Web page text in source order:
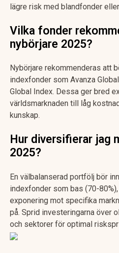
lägre risk med blandfonder
Vilka fonder
nybörjare 2025?
Nybörjare rekommenderas att
indexfonder som Avanza
Global Index. Dessa ger bred
världsmarknaden till låg
kunskap.
Hur diversifierar jag
2025?
En välbalanserad portfölj bör
indexfonder som bas (70-
exponering mot specifika
på. Sprid investeringarna över
och sektorer för optimal